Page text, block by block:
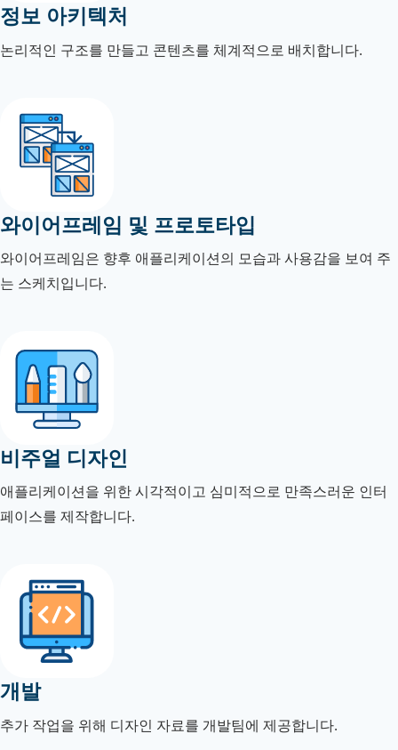
정보 아키텍처
논리적인 구조를 만들고 콘텐츠를 체계적으로 배치합니다.
와이어프레임 및 프로토타입
와이어프레임은 향후 애플리케이션의 모습과 사용감을 보여 주
는 스케치입니다.
비주얼 디자인
애플리케이션을 위한 시각적이고 심미적으로 만족스러운 인터
페이스를 제작합니다.
개발
추가 작업을 위해 디자인 자료를 개발팀에 제공합니다.